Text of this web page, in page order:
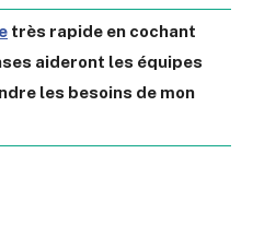
très rapide en cochant
aideront les équipes
les besoins de mon